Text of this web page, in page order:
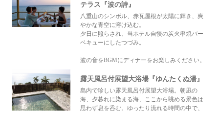
テラス『波の詩』
八重山のシンボル、赤瓦屋根が太陽に輝き、爽
やかな青空に溶け込む。
夕日に照らされ、当ホテル自慢の炭火串焼バー
ベキューにしたつづみ。
波の音をBGMにディナーをお楽しみください。
露天風呂付展望大浴場『ゆんたくぬ湯』
島内で珍しい露天風呂付展望大浴場。朝凪の
海、夕暮れに染まる海、ここから眺める景色は
思わず息を呑む。ゆったり流れる時間の中で、